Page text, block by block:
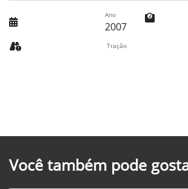
Ano
2007
Tração
Você também pode